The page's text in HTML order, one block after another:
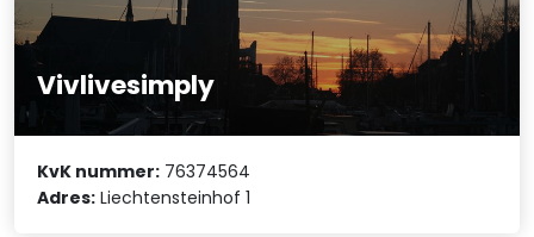
Vivlivesimply
KvK nummer: 76374564
Adres: Liechtensteinhof 1